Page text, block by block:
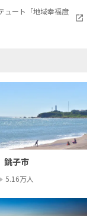
ュート「地域幸福度
銚子市
5.16万人